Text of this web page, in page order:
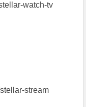
watch-tv
stream